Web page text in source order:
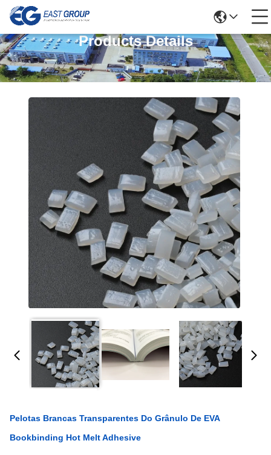
Products Details
Pelotas Brancas Transparentes Do Grânulo De EVA
Bookbinding Hot Melt Adhesive